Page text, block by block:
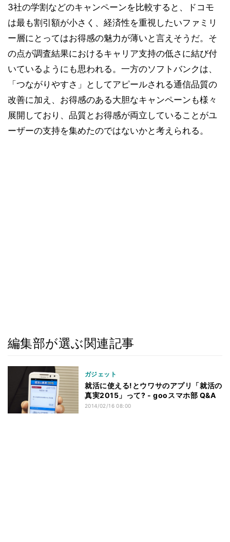
3社の学割などのキャンペーンを比較すると、ドコモ
は最も割引額が小さく、経済性を重視したいファミリ
ー層にとってはお得感の魅力が薄いと言えそうだ。そ
の点が調査結果におけるキャリア支持の低さに結び付
いているようにも思われる。一方のソフトバンクは、
「つながりやすさ」としてアピールされる通信品質の
改善に加え、お得感のある大胆なキャンペーンも様々
展開しており、品質とお得感が両立していることがユ
ーザーの支持を集めたのではないかと考えられる。
編集部が選ぶ関連記事
ガジェット
就活に使える!とウワサのアプリ「就活の
真実2015」って? - gooスマホ部 Q&A
2014/02/16 08:00